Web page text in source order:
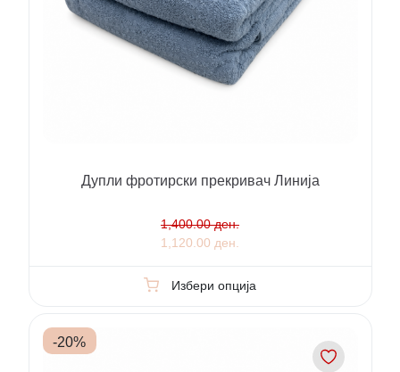
Дупли фротирски прекривач Линија
1,400.00 ден.
1,120.00 ден.
Избери опција
-20%